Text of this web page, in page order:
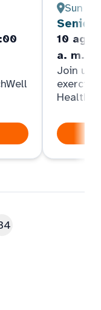
Sun
Senior
10
a. m.
Join us
Health